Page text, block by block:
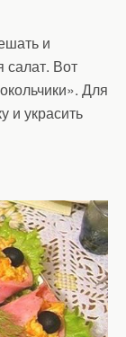
и
салат. Вот
Для
и украсить